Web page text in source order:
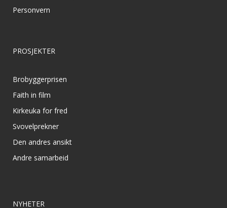
Personvern
PROSJEKTER
Brobyggerprisen
Faith in film
Kirkeuka for fred
Svovelprekner
Den andres ansikt
Andre samarbeid
NYHETER